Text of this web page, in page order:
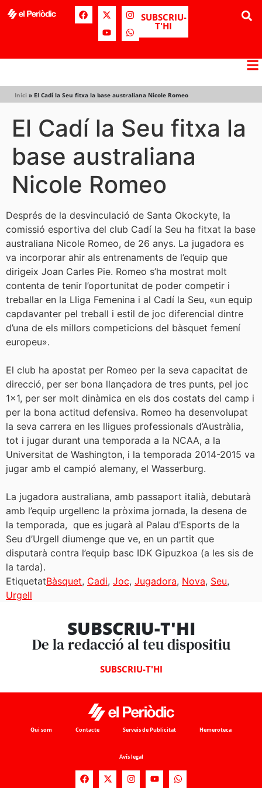
SUBSCRIU-
T'HI
Inici » El Cadí la Seu fitxa la base australiana Nicole Romeo
El Cadí la Seu fitxa la
base australiana
Nicole Romeo
Després de la desvinculació de Santa Okockyte, la
comissió esportiva del club Cadí la Seu ha fitxat la base
australiana Nicole Romeo, de 26 anys. La jugadora es
va incorporar ahir als entrenaments de l’equip que
dirigeix Joan Carles Pie. Romeo s’ha mostrat molt
contenta de tenir l’oportunitat de poder competir i
treballar en la Lliga Femenina i al Cadí la Seu, «un equip
capdavanter pel treball i estil de joc diferencial dintre
d’una de els millors competicions del bàsquet femení
europeu».
El club ha apostat per Romeo per la seva capacitat de
direcció, per ser bona llançadora de tres punts, pel joc
1×1, per ser molt dinàmica en els dos costats del camp i
per la bona actitud defensiva. Romeo ha desenvolupat
la seva carrera en les lligues professionals d’Austràlia,
tot i jugar durant una temporada a la NCAA, a la
Universitat de Washington, i la temporada 2014-2015 va
jugar amb el campió alemany, el Wasserburg.
La jugadora australiana, amb passaport italià, debutarà
amb l’equip urgellenc la pròxima jornada, la desena de
la temporada, que es jugarà al Palau d’Esports de la
Seu d’Urgell diumenge que ve, en un partit que
disputarà contra l’equip basc IDK Gipuzkoa (a les sis de
la tarda).
EtiquetatBàsquet, Cadi, Joc, Jugadora, Nova, Seu,
Urgell
SUBSCRIU-T'HI
De la redacció al teu dispositiu
SUBSCRIU-T'HI
Qui som Contacte Serveis de Publicitat Hemeroteca
Avís legal